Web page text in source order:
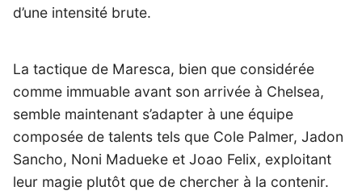
d’une intensité brute.
La tactique de Maresca, bien que considérée
comme immuable avant son arrivée à Chelsea,
semble maintenant s’adapter à une équipe
composée de talents tels que Cole Palmer, Jadon
Sancho, Noni Madueke et Joao Felix, exploitant
leur magie plutôt que de chercher à la contenir.